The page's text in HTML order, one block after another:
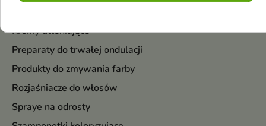
Kremy utleniające
Preparaty do trwałej ondulacji
Produkty do zmywania farby
Rozjaśniacze do włosów
Spraye na odrosty